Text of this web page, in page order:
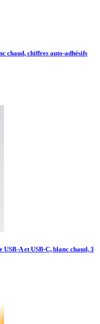
chaud, chiffres auto-adhésifs
A et USB-C, blanc chaud, 3